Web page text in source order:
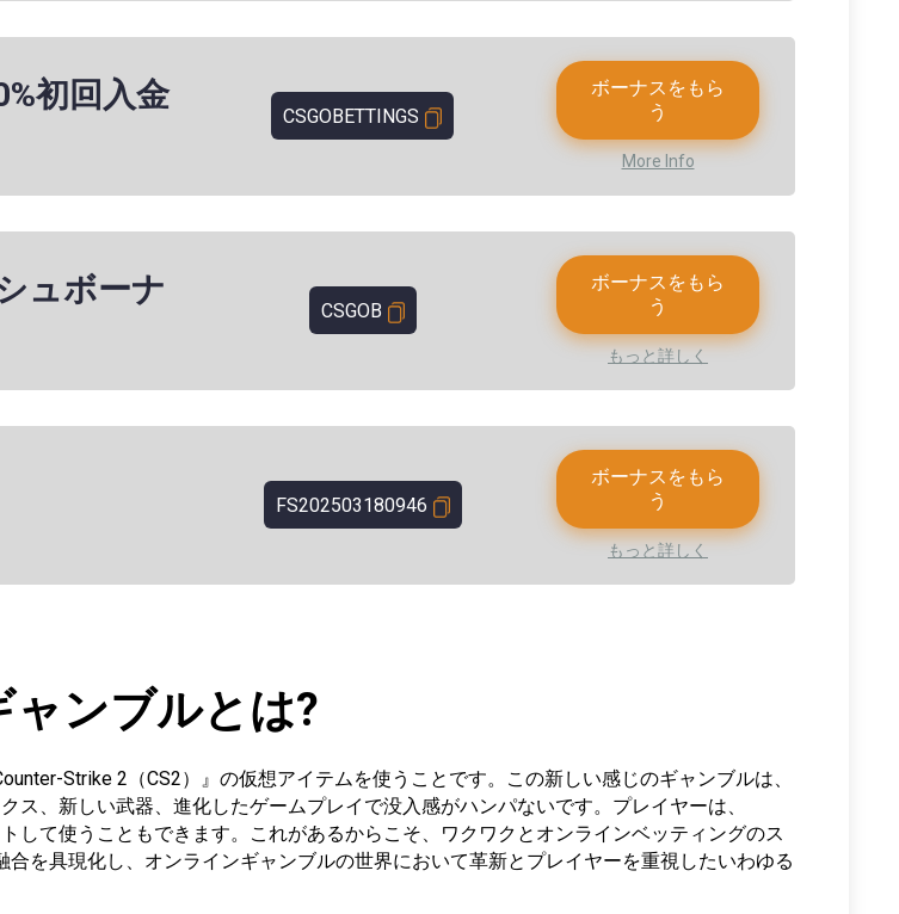
初回入金
CSGOBETTINGS
ボーナスをもら
う
More Info
ュボーナ
CSGOB
ボーナスをもら
う
もっと詳しく
FS202503180946
ボーナスをもら
う
もっと詳しく
ャンブルとは?
Strike 2（CS2）』の仮想アイテムを使うことです。この新しい感じのギャンブルは、
ス、新しい武器、進化したゲームプレイで没入感がハンパないです。プレイヤーは、
して使うこともできます。これがあるからこそ、ワクワクとオンラインベッティングのス
を具現化し、オンラインギャンブルの世界において革新とプレイヤーを重視したいわゆる